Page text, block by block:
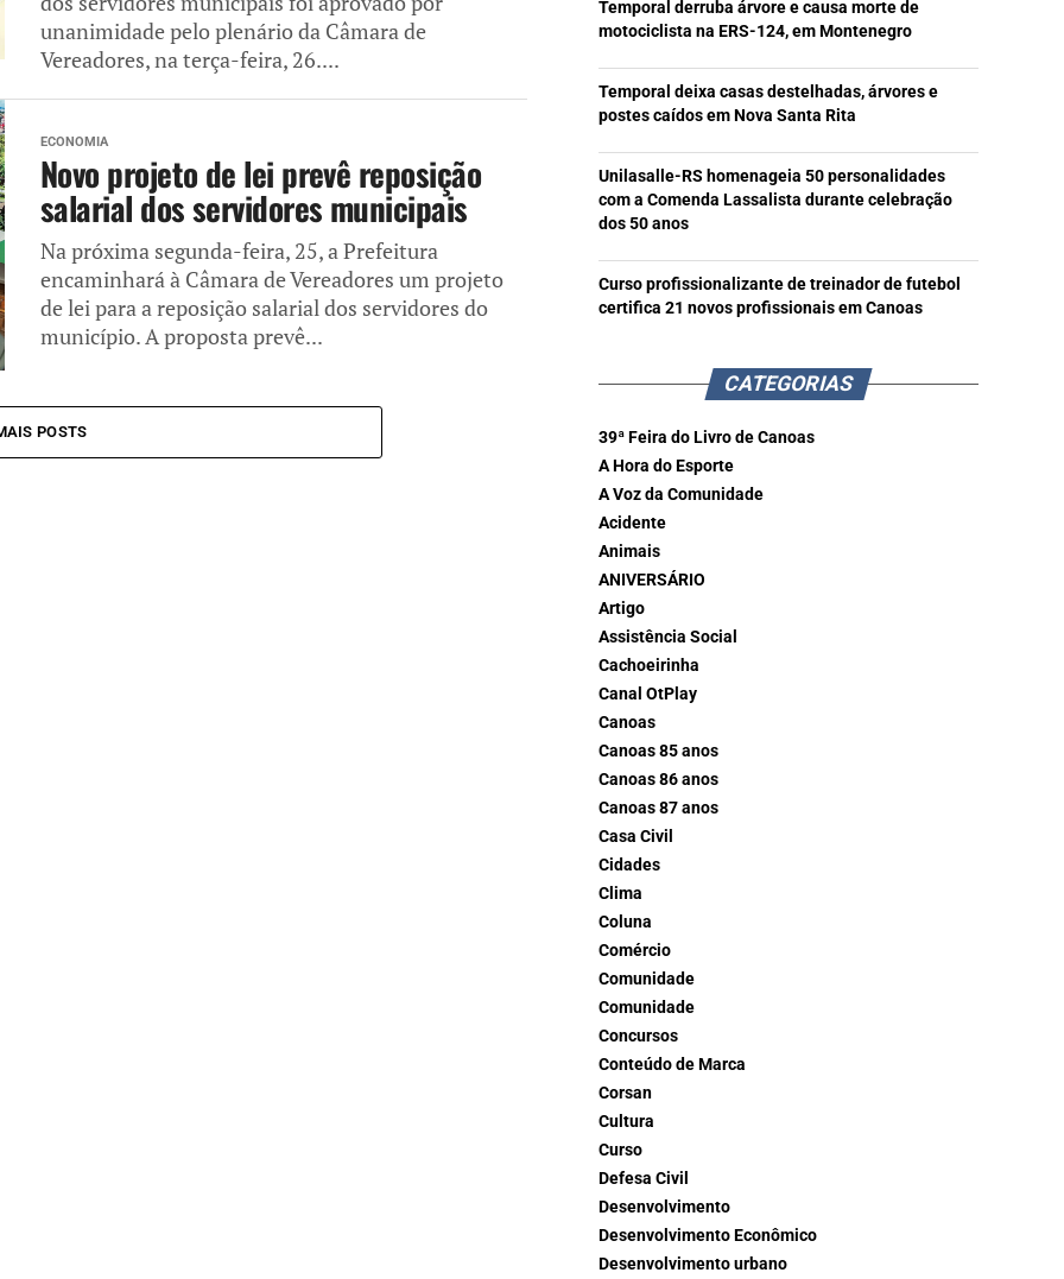
unanimidade pelo plenário da Câmara de
Vereadores, na terça-feira, 26....
ECONOMIA
Novo projeto de lei prevê reposição
salarial dos servidores municipais
Na próxima segunda-feira, 25, a Prefeitura
encaminhará à Câmara de Vereadores um projeto
de lei para a reposição salarial dos servidores do
município. A proposta prevê...
POSTS
Temporal derruba árvore e causa morte de
motociclista na ERS-124, em Montenegro
Temporal deixa casas destelhadas, árvores e
postes caídos em Nova Santa Rita
Unilasalle-RS homenageia 50 personalidades
com a Comenda Lassalista durante celebração
dos 50 anos
Curso profissionalizante de treinador de futebol
certifica 21 novos profissionais em Canoas
CATEGORIAS
39ª Feira do Livro de Canoas
A Hora do Esporte
A Voz da Comunidade
Acidente
Animais
ANIVERSÁRIO
Artigo
Assistência Social
Cachoeirinha
Canal OtPlay
Canoas
Canoas 85 anos
Canoas 86 anos
Canoas 87 anos
Casa Civil
Cidades
Clima
Coluna
Comércio
Comunidade
Comunidade
Concursos
Conteúdo de Marca
Corsan
Cultura
Curso
Defesa Civil
Desenvolvimento
Desenvolvimento Econômico
Desenvolvimento urbano